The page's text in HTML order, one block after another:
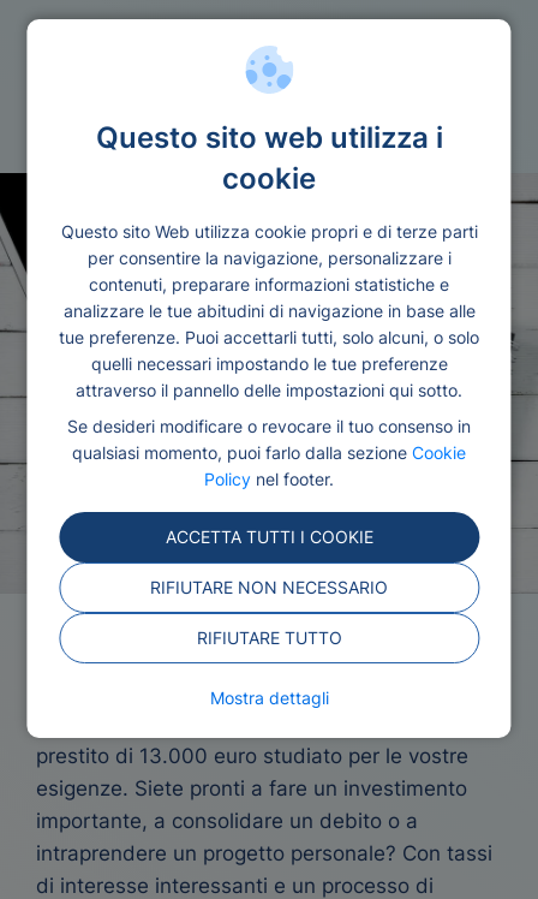
Questo sito web utilizza i
cookie
Questo sito Web utilizza cookie propri e di terze parti
per consentire la navigazione, personalizzare i
contenuti, preparare informazioni statistiche e
analizzare le tue abitudini di navigazione in base alle
tue preferenze. Puoi accettarli tutti, solo alcuni, o solo
quelli necessari impostando le tue preferenze
attraverso il pannello delle impostazioni qui sotto.
Se desideri modificare o revocare il tuo consenso in
qualsiasi momento, puoi farlo dalla sezione Cookie
Policy nel footer.
ACCETTA TUTTI I COOKIE
RIFIUTARE NON NECESSARIO
RIFIUTARE TUTTO
Mostra dettagli
Prestito 13000 Euro
prestito di 13.000 euro studiato per le vostre
esigenze. Siete pronti a fare un investimento
importante, a consolidare un debito o a
intraprendere un progetto personale? Con tassi
di interesse interessanti e un processo di